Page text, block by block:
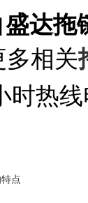
盛达拖
多相关
时热线
点